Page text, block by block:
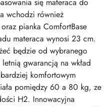
wchodzi również
pianka ComfortBase
materaca wynosi 23 cm.
będzie od wybranego
gwarancją na wkład
komfortowym
pomiędzy 60 a 80 kg, ze
H2. Innowacyjna